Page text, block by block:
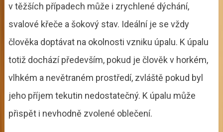
v těžších případech může i zrychlené dýchání,
svalové křeče a šokový stav. Ideální je se vždy
člověka doptávat na okolnosti vzniku úpalu. K úpalu
totiž dochází především, pokud je člověk v horkém,
vlhkém a nevětraném prostředí, zvláště pokud byl
jeho příjem tekutin nedostatečný. K úpalu může
přispět i nevhodně zvolené oblečení.